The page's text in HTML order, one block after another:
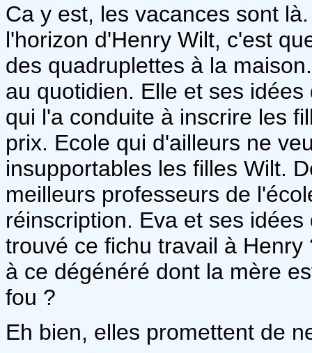
Ca y est, les vacances sont
l'horizon d'Henry Wilt, c'est
des quadruplettes à la
au quotidien. Elle et ses
qui l'a conduite à inscrire les
prix. Ecole qui d'ailleurs ne
insupportables les filles Wilt.
meilleurs professeurs de
réinscription. Eva et ses
trouvé ce fichu travail à
à ce dégénéré dont la mère
fou ?
Eh bien, elles promettent de